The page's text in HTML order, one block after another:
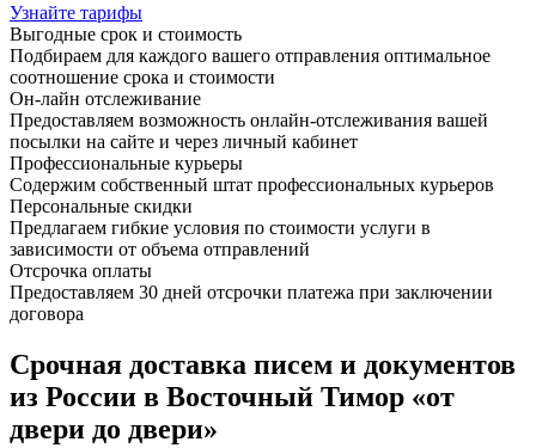
Узнайте тарифы
Выгодные срок и стоимость
Подбираем для каждого вашего отправления оптимальное
соотношение срока и стоимости
Он-лайн отслеживание
Предоставляем возможность онлайн-отслеживания вашей
посылки на сайте и через личный кабинет
Профессиональные курьеры
Содержим собственный штат профессиональных курьеров
Персональные скидки
Предлагаем гибкие условия по стоимости услуги в
зависимости от объема отправлений
Отсрочка оплаты
Предоставляем 30 дней отсрочки платежа при заключении
договора
Срочная доставка писем и документов
из России в Восточный Тимор «от
двери до двери»